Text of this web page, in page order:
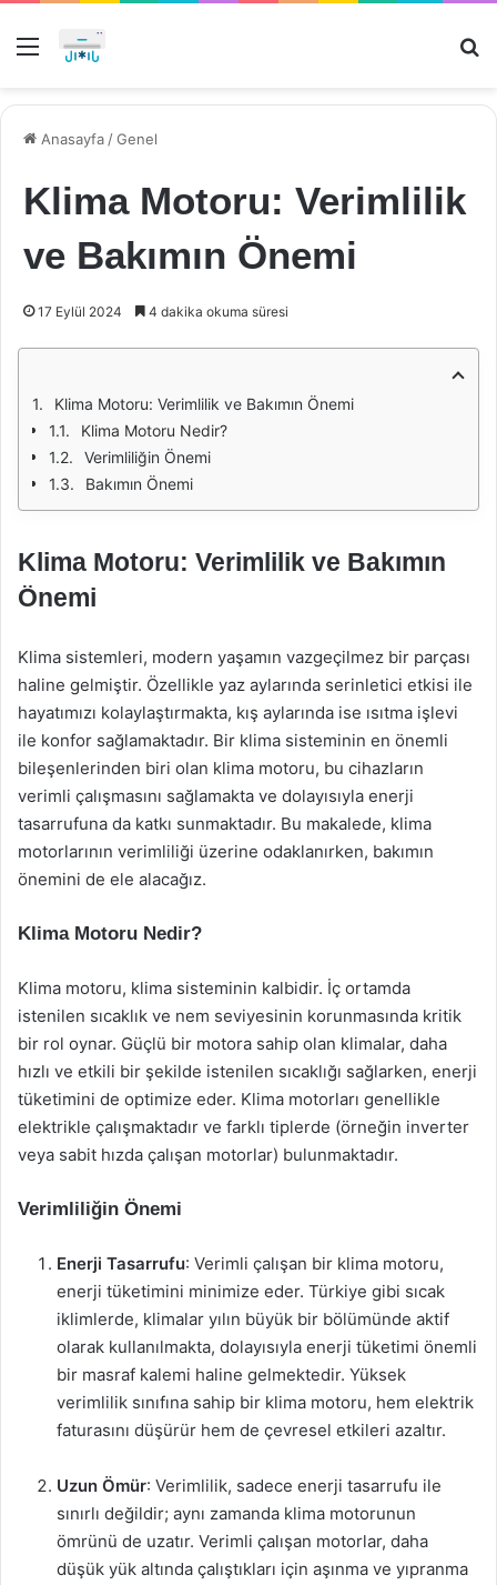
Menü
Anasayfa /Genel
Klima Motoru: Verimlilik
ve Bakımın Önemi
17 Eylül 2024 4 dakika okuma süresi
Klima Motoru: Verimlilik ve Bakımın Önemi
Klima Motoru Nedir?
Verimliliğin Önemi
Bakımın Önemi
Klima Motoru: Verimlilik ve Bakımın
Önemi
Klima sistemleri, modern yaşamın vazgeçilmez bir parçası
haline gelmiştir. Özellikle yaz aylarında serinletici etkisi ile
hayatımızı kolaylaştırmakta, kış aylarında ise ısıtma işlevi
ile konfor sağlamaktadır. Bir klima sisteminin en önemli
bileşenlerinden biri olan klima motoru, bu cihazların
verimli çalışmasını sağlamakta ve dolayısıyla enerji
tasarrufuna da katkı sunmaktadır. Bu makalede, klima
motorlarının verimliliği üzerine odaklanırken, bakımın
önemini de ele alacağız.
Klima Motoru Nedir?
Klima motoru, klima sisteminin kalbidir. İç ortamda
istenilen sıcaklık ve nem seviyesinin korunmasında kritik
bir rol oynar. Güçlü bir motora sahip olan klimalar, daha
hızlı ve etkili bir şekilde istenilen sıcaklığı sağlarken, enerji
tüketimini de optimize eder. Klima motorları genellikle
elektrikle çalışmaktadır ve farklı tiplerde (örneğin inverter
veya sabit hızda çalışan motorlar) bulunmaktadır.
Verimliliğin Önemi
Enerji Tasarrufu: Verimli çalışan bir klima motoru,
enerji tüketimini minimize eder. Türkiye gibi sıcak
iklimlerde, klimalar yılın büyük bir bölümünde aktif
olarak kullanılmakta, dolayısıyla enerji tüketimi önemli
bir masraf kalemi haline gelmektedir. Yüksek
verimlilik sınıfına sahip bir klima motoru, hem elektrik
faturasını düşürür hem de çevresel etkileri azaltır.
Uzun Ömür: Verimlilik, sadece enerji tasarrufu ile
sınırlı değildir; aynı zamanda klima motorunun
ömrünü de uzatır. Verimli çalışan motorlar, daha
düşük yük altında çalıştıkları için aşınma ve yıpranma